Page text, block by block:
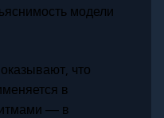
модели
что
в
— в